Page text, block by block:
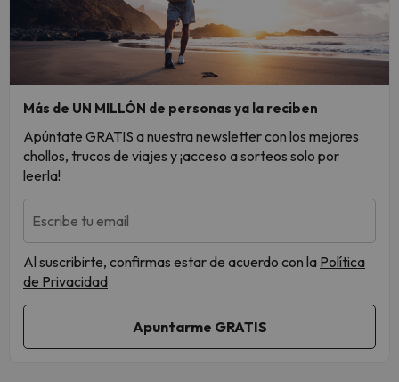
Más de UN MILLÓN de personas ya la reciben
Apúntate GRATIS a nuestra newsletter con los mejores
chollos, trucos de viajes y ¡acceso a sorteos solo por
leerla!
Escribe tu email
Al suscribirte, confirmas estar de acuerdo con la Política
de Privacidad